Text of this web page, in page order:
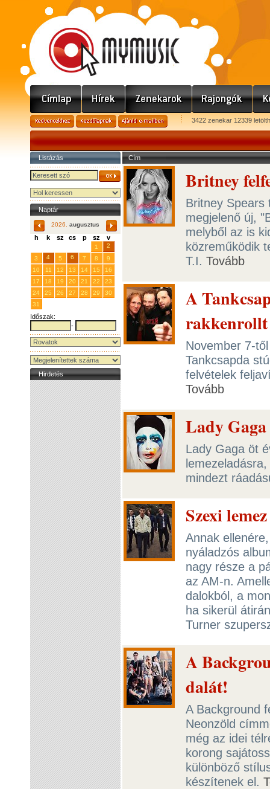
3422 zenekar 12339
Listázás
Naptár
2026. augusztus
h k sz cs p sz v
1
2
3
4 5 6 7 8
9
10
11 12 13 14 15
16
17
18 19 20 21 22
23
24
25 26 27 28 29
30
31
Időszak:
-
Hirdetés
Cím
Britney
Britney Spears
megjelenő új,
melyből az is
közreműködik
T.I. Tovább
A
rakkenrollt
November 7-
Tankcsapda
felvételek
Tovább
Lady
Lady Gaga öt
mindezt
Szexi
Annak
nyáladzós
nagy része a
az AM-n.
dalokból, a
ha sikerül
Turner
A
dalát!
A Background
Neonzöld
még az idei
korong
különböző
készítenek el.